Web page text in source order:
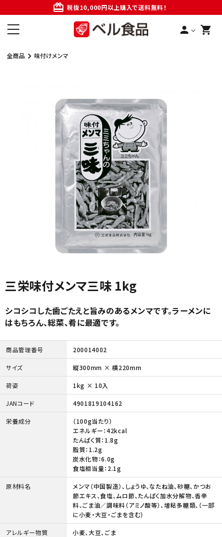
card_giftcard 税抜10,000円以上購入で送料無料！
person shopping_cart
全商品 味付けメンマ
三栄味付メンマ三味 1kg
シコシコした歯ごたえと旨みのあるメンマです。ラーメンに
はもちろん、総菜、肴に最適です。
商品管理番号 200014002
サイズ 縦300mm × 横220mm
荷姿 1kg × 10入
JANコード 4901819104162
栄養成分
（100g当たり）
エネルギー：42kcal
たんぱく質：1.8g
脂質：1.2g
炭水化物：6.0g
食塩相当量：2.1g
原材料名
メンマ（中国製造）、しょうゆ、なたね油、砂糖、かつお
節エキス、食塩、ムロ節、たんぱく加水分解物、香辛
料、ごま油／調味料（アミノ酸等）、増粘多糖類、（一部
に小麦・大豆・ごまを含む）
アレルギー物質 小麦、大豆、ごま